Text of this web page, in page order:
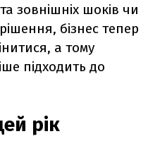
зовнішніх шоків чи
бізнес тепер
а тому
підходить до
рік